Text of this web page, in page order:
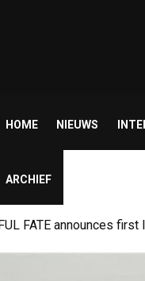
HOME NIEUWS
ARCHIEF
FATE announces